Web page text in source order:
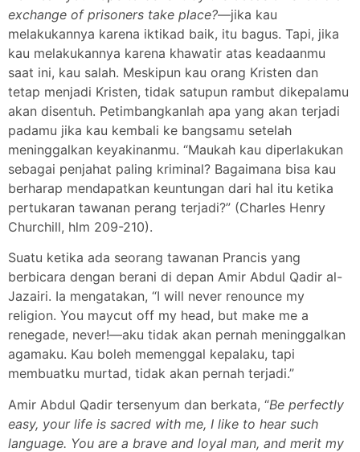
exchange of prisoners take place?—jika kau
melakukannya karena iktikad baik, itu bagus. Tapi, jika
kau melakukannya karena khawatir atas keadaanmu
saat ini, kau salah. Meskipun kau orang Kristen dan
tetap menjadi Kristen, tidak satupun rambut dikepalamu
akan disentuh. Petimbangkanlah apa yang akan terjadi
padamu jika kau kembali ke bangsamu setelah
meninggalkan keyakinanmu. “Maukah kau diperlakukan
sebagai penjahat paling kriminal? Bagaimana bisa kau
berharap mendapatkan keuntungan dari hal itu ketika
pertukaran tawanan perang terjadi?” (Charles Henry
Churchill, hlm 209-210).
Suatu ketika ada seorang tawanan Prancis yang
berbicara dengan berani di depan Amir Abdul Qadir al-
Jazairi. Ia mengatakan, “I will never renounce my
religion. You maycut off my head, but make me a
renegade, never!—aku tidak akan pernah meninggalkan
agamaku. Kau boleh memenggal kepalaku, tapi
membuatku murtad, tidak akan pernah terjadi.”
Amir Abdul Qadir tersenyum dan berkata, “Be perfectly
easy, your life is sacred with me, I like to hear such
language. You are a brave and loyal man, and merit my